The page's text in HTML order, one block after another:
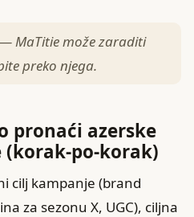
MaTitie može zaraditi
preko njega.
pronaći azerske
(korak-po-korak)
cilj kampanje (brand
za sezonu X, UGC), ciljna